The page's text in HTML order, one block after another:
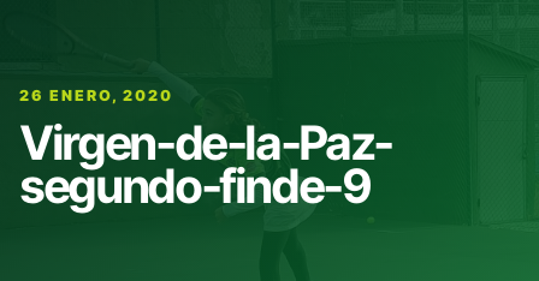
26 ENERO, 2020
Virgen-de-la-Paz-
segundo-finde-9